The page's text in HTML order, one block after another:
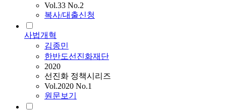
Vol.33 No.2
복사/대출신청
사법개혁
김종민
한반도선진화재단
2020
선진화 정책시리즈
Vol.2020 No.1
원문보기